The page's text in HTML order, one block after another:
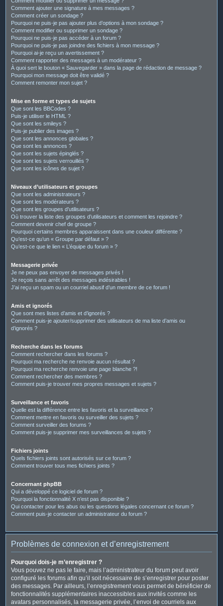
Comment ajouter une signature à mes messages ?
Comment créer un sondage ?
Pourquoi ne puis-je pas ajouter plus d’options à mon sondage ?
Comment modifier ou supprimer un sondage ?
Pourquoi ne puis-je pas accéder à un forum ?
Pourquoi ne puis-je pas joindre des fichiers à mon message ?
Pourquoi ai-je reçu un avertissement ?
Comment rapporter des messages à un modérateur ?
À quoi sert le bouton « Sauvegarder » dans la page de rédaction de message ?
Pourquoi mon message doit être validé ?
Comment remonter mon sujet ?
Mise en forme et types de sujets
Que sont les BBCodes ?
Puis-je utiliser le HTML ?
Que sont les smileys ?
Puis-je publier des images ?
Que sont les annonces globales ?
Que sont les annonces ?
Que sont les sujets épinglés ?
Que sont les sujets verrouillés ?
Que sont les icônes de sujet ?
Niveaux d’utilisateurs et groupes
Que sont les administrateurs ?
Que sont les modérateurs ?
Que sont les groupes d’utilisateurs ?
Où trouver la liste des groupes d’utilisateurs et comment les rejoindre ?
Comment devenir chef de groupe ?
Pourquoi certains membres apparaissent dans une couleur différente ?
Qu’est-ce qu’un « Groupe par défaut » ?
Qu’est-ce que le lien « L’équipe du forum » ?
Messagerie privée
Je ne peux pas envoyer de messages privés !
Je reçois sans arrêt des messages indésirables !
J’ai reçu un spam ou un courriel abusif d’un membre de ce forum !
Amis et ignorés
Que sont mes listes d’amis et d’ignorés ?
Comment puis-je ajouter/supprimer des utilisateurs de ma liste d’amis ou
d’ignorés ?
Recherche dans les forums
Comment rechercher dans les forums ?
Pourquoi ma recherche ne renvoie aucun résultat ?
Pourquoi ma recherche renvoie une page blanche ?!
Comment rechercher des membres ?
Comment puis-je trouver mes propres messages et sujets ?
Surveillance et favoris
Quelle est la différence entre les favoris et la surveillance ?
Comment mettre en favoris ou surveiller des sujets ?
Comment surveiller des forums ?
Comment puis-je supprimer mes surveillances de sujets ?
Fichiers joints
Quels fichiers joints sont autorisés sur ce forum ?
Comment trouver tous mes fichiers joints ?
Concernant phpBB
Qui a développé ce logiciel de forum ?
Pourquoi la fonctionnalité X n’est pas disponible ?
Qui contacter pour les abus ou les questions légales concernant ce forum ?
Comment puis-je contacter un administrateur du forum ?
Problèmes de connexion et d’enregistrement
Pourquoi dois-je m’enregistrer ?
Vous pouvez ne pas le faire, mais l’administrateur du forum peut avoir
configuré les forums afin qu’il soit nécessaire de s’enregistrer pour poster
des messages. Par ailleurs, l’enregistrement vous permet de bénéficier de
fonctionnalités supplémentaires inaccessibles aux invités comme les
avatars personnalisés, la messagerie privée, l’envoi de courriels aux